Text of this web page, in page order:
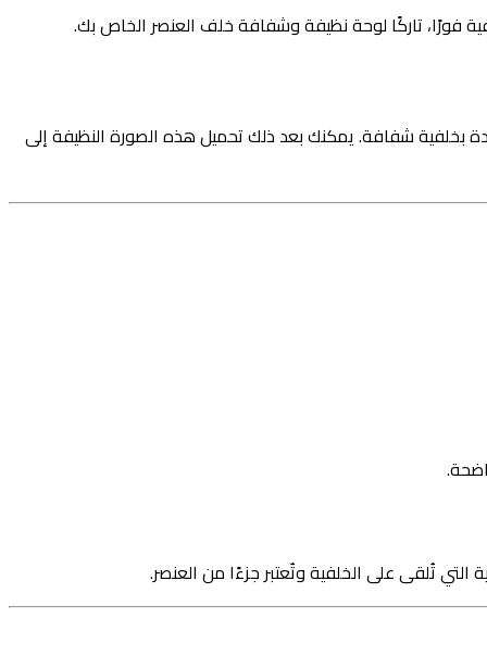
فورًا، تاركًا لوحة نظيفة وشفافة خلف العنصر الخاص بك.
تُلقى على الخلفية وتُعتبر جزءًا من العنصر.